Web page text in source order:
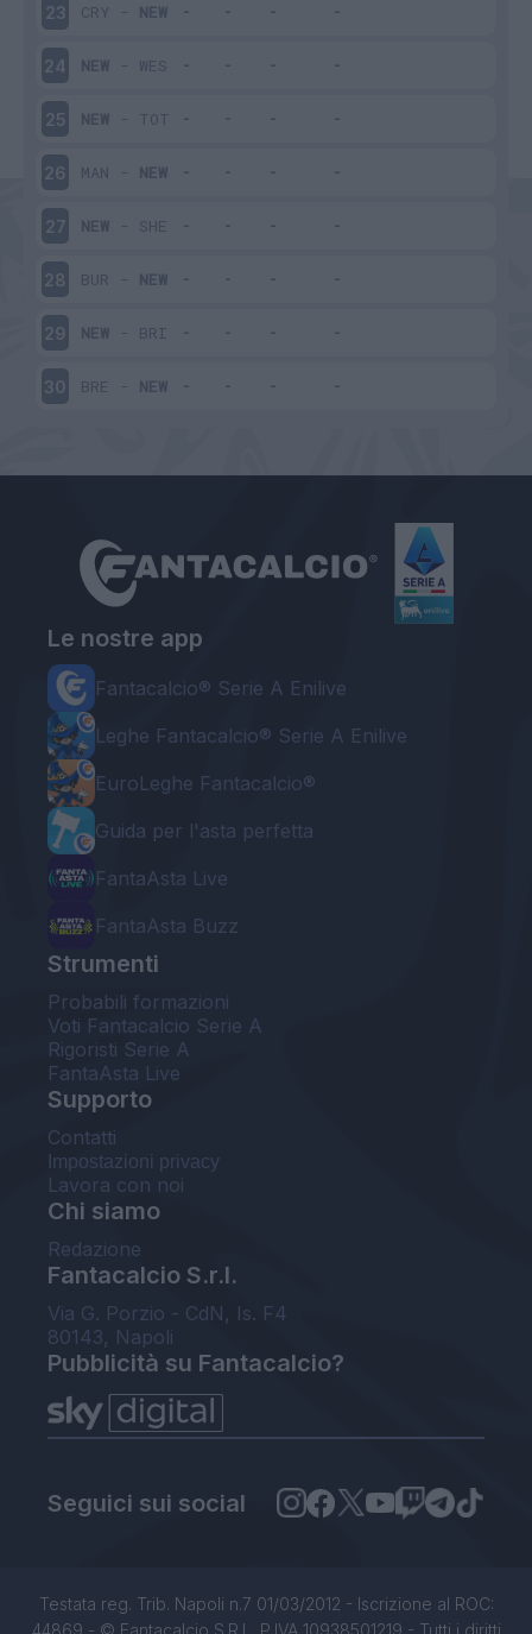
23 CRY - NEW
24 NEW - WES
25 NEW - TOT
26 MAN - NEW
27 NEW - SHE
28 BUR - NEW
29 NEW - BRI
30 BRE - NEW
Le nostre app
Fantacalcio® Serie A Enilive
Leghe Fantacalcio® Serie A Enilive
EuroLeghe Fantacalcio®
Guida per l'asta perfetta
FantaAsta Live
FantaAsta Buzz
Strumenti
Probabili formazioni
Voti Fantacalcio Serie A
Rigoristi Serie A
FantaAsta Live
Supporto
Contatti
Impostazioni privacy
Lavora con noi
Chi siamo
Redazione
Fantacalcio S.r.l.
Via G. Porzio - CdN, Is. F4
80143, Napoli
Pubblicità su Fantacalcio?
Seguici sui social
Testata reg. Trib. Napoli n.7 01/03/2012 - Iscrizione al ROC:
44869 - © Fantacalcio S.R.L. P.IVA 10938501219 - Tutti i diritti